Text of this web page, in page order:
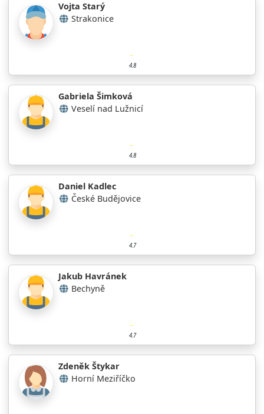
Vojta Starý
Strakonice
4.8
Gabriela Šimková
Veselí nad Lužnicí
4.8
Daniel Kadlec
České Budějovice
4.7
Jakub Havránek
Bechyně
4.7
Zdeněk Štykar
Horní Meziříčko